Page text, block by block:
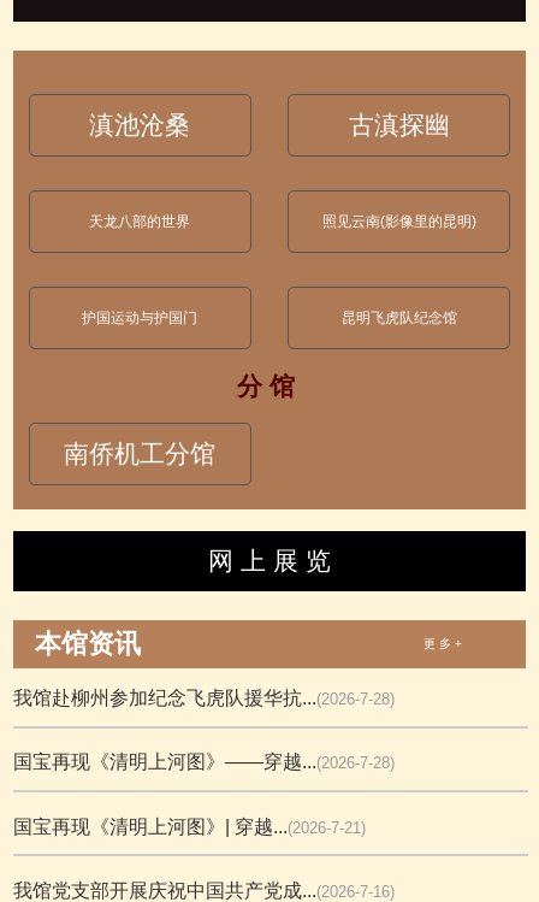
滇池沧桑 古滇探幽
天龙八部的世界 照见云南(影像里的昆明)
护国运动与护国门 昆明飞虎队纪念馆
分 馆
南侨机工分馆
网 上 展 览
本馆资讯 更 多 +
我馆赴柳州参加纪念飞虎队援华抗...(2026-7-28)
国宝再现《清明上河图》——穿越...(2026-7-28)
国宝再现《清明上河图》| 穿越...(2026-7-21)
我馆党支部开展庆祝中国共产党成...(2026-7-16)